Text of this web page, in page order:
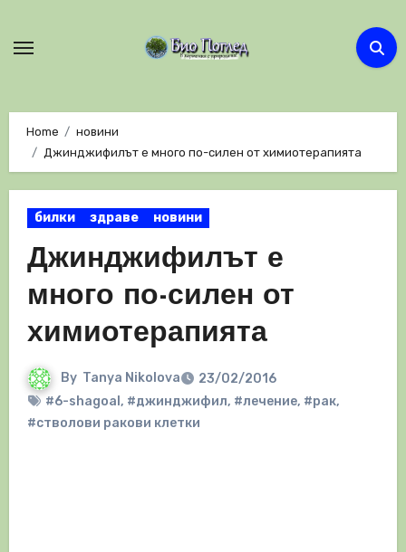
Home
новини
Джинджифилът е много по-силен от химиотерапията
билки здраве новини
Джинджифилът е
много по-силен от
химиотерапията
By Tanya Nikolova
23/02/2016
#6-shagoal , #джинджифил, #лечение, #рак,
#стволови ракови клетки